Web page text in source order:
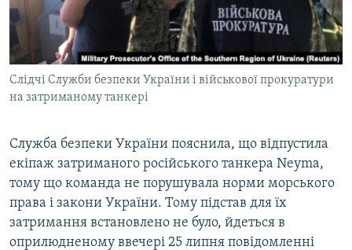
СВІДЧЕННЯ ОКУПАЦІЇ
УКРАЇНСЬКА ПРОБЛЕМА КРИМУ
ІНФОГРАФІКА
Русский
Qırımtatar
ДОЛУЧАЙСЯ!
Усі сайти RFE/RL
Слідчі Служби безпеки України і військової прокуратури
на затриманому танкері
Служба безпеки України пояснила, що відпустила
екіпаж затриманого російського танкера Neyma,
тому що команда не порушувала норми морського
права і закони України. Тому підстав для їх
затримання встановлено не було, йдеться в
оприлюдненому ввечері 25 липня повідомленні